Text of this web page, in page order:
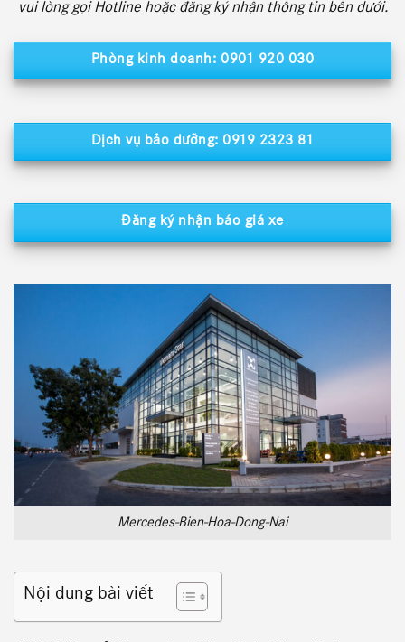
vui lòng gọi Hotline hoặc đăng ký nhận thông tin bên dưới.
Phòng kinh doanh: 0901 920 030
Dịch vụ bảo dưỡng: 0919 2323 81
Đăng ký nhận báo giá xe
Mercedes-Bien-Hoa-Dong-Nai
Nội dung bài viết